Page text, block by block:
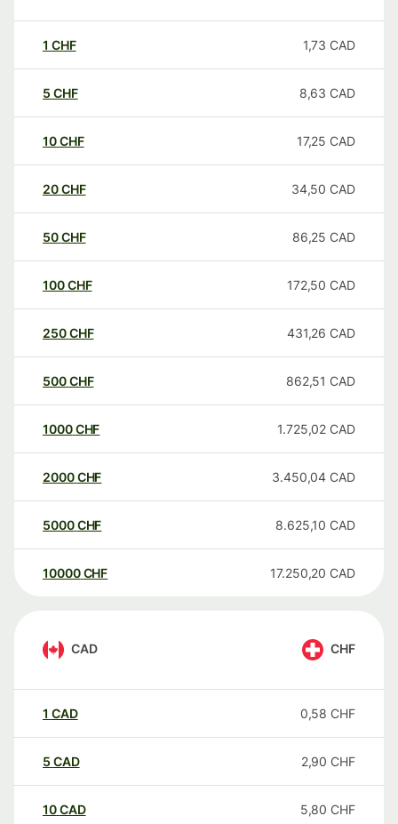
1 CHF 1,73 CAD
5 CHF 8,63 CAD
10CHF 17,25 CAD
20CHF 34,50 CAD
50CHF 86,25 CAD
100CHF 172,50 CAD
250CHF 431,26 CAD
500CHF 862,51 CAD
1000CHF 1.725,02 CAD
2000CHF 3.450,04 CAD
5000CHF 8.625,10 CAD
10000 CHF 17.250,20 CAD
CAD CHF
1 CAD 0,58 CHF
5 CAD 2,90 CHF
10CAD 5,80 CHF